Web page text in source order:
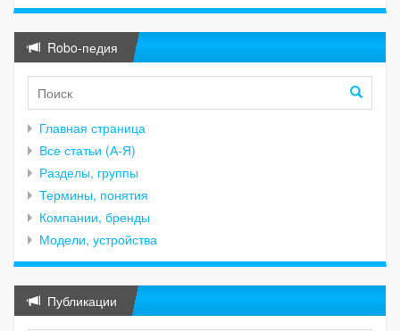
Robo-педия
Главная страница
Все статьи (А-Я)
Разделы, группы
Термины, понятия
Компании, бренды
Модели, устройства
Публикации